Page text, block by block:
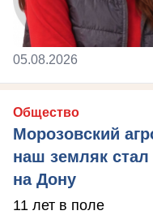
05.08.2026
Общество
Морозовский
наш земляк
на Дону
11 лет в поле